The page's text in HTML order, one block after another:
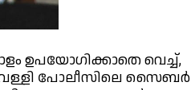
വെച്ച്,
പോലീസിലെ സൈബർ